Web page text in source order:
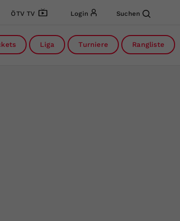
ÖTV TV Login Suchen
Liga Turniere Rangliste